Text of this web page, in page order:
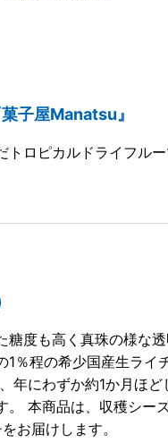
子屋Manatsu』
ロピカルドライフル
度も高く真珠の様な
％程の希少国産生ライ
年にわずか約1か月ほ
本商品は、収穫シー
お届けします。